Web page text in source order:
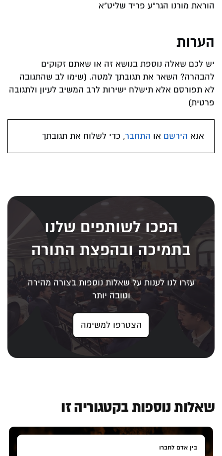
הוראת מורנו הגר"ע פריד שליט"א
הערות
יש לכם שאלה נוספת בנושא זה או שאתם זקוקים
להבהרה? השאר את תגובתך למטה. (שימו לב שהתגובה
לא תפורסם אלא תישלח ישירות לרב המשיב לעיון ולתגובה
פרטית)
אנא הירשם או התחבר, כדי לשלוח את תגובתך
הפכו לשותפים שלנו
בתמיכה ובהפצת התורה
עזרו לנו לענות על שאלות נוספות בצורה מהירה
וטובה יותר
הצטרפו למשימה
שאלות נוספות בקטגוריה זו
בין אדם לחברו